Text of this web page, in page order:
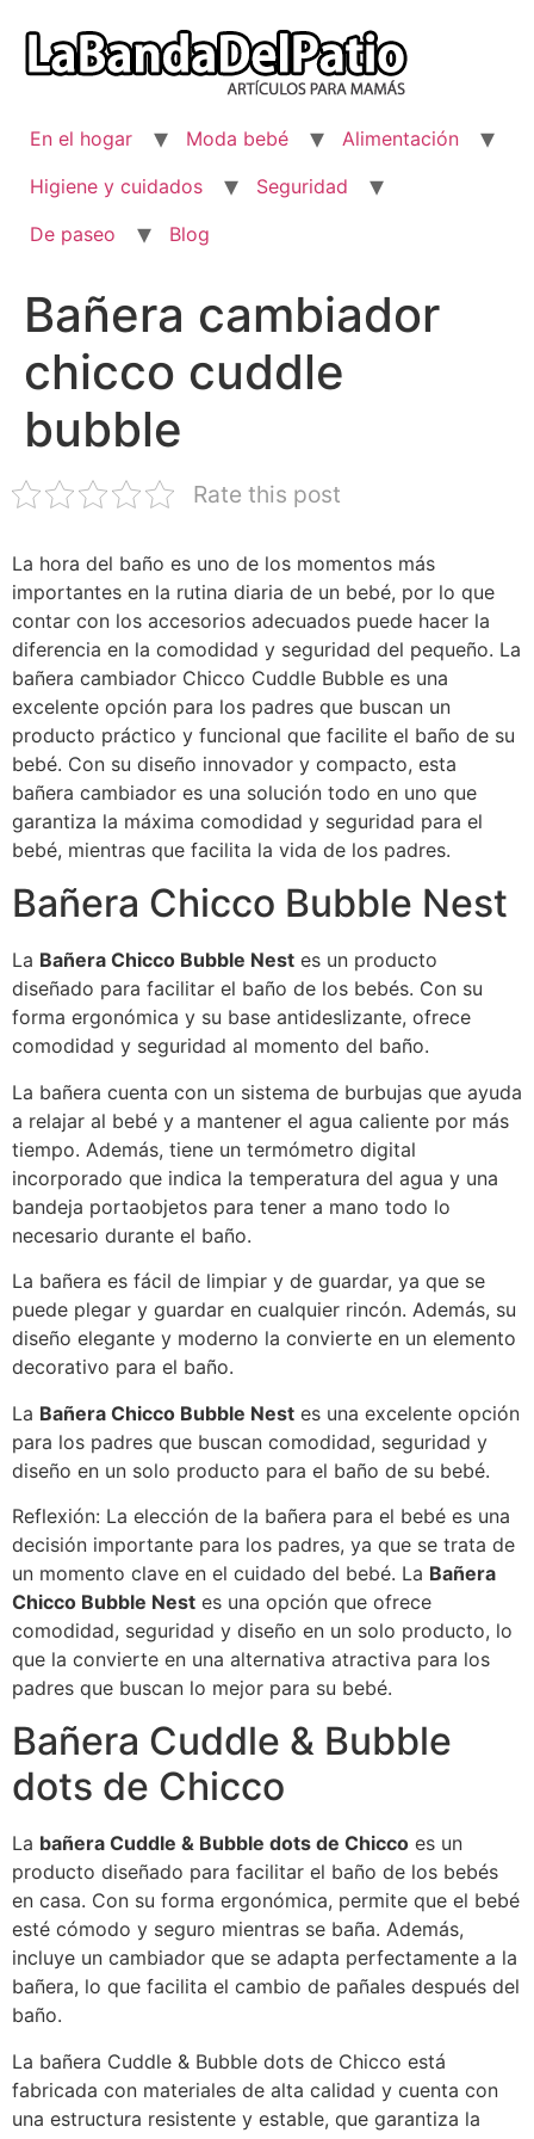
contenido
En el hogar Moda bebé
Alimentación
Higiene y cuidados
Seguridad
De paseo
Blog
Bañera cambiador
chicco cuddle
bubble
Rate this post
La hora del baño es uno de los momentos más
importantes en la rutina diaria de un bebé, por lo que
contar con los accesorios adecuados puede hacer la
diferencia en la comodidad y seguridad del pequeño. La
bañera cambiador Chicco Cuddle Bubble es una
excelente opción para los padres que buscan un
producto práctico y funcional que facilite el baño de su
bebé. Con su diseño innovador y compacto, esta
bañera cambiador es una solución todo en uno que
garantiza la máxima comodidad y seguridad para el
bebé, mientras que facilita la vida de los padres.
Bañera Chicco Bubble Nest
La Bañera Chicco Bubble Nest es un producto
diseñado para facilitar el baño de los bebés. Con su
forma ergonómica y su base antideslizante, ofrece
comodidad y seguridad al momento del baño.
La bañera cuenta con un sistema de burbujas que ayuda
a relajar al bebé y a mantener el agua caliente por más
tiempo. Además, tiene un termómetro digital
incorporado que indica la temperatura del agua y una
bandeja portaobjetos para tener a mano todo lo
necesario durante el baño.
La bañera es fácil de limpiar y de guardar, ya que se
puede plegar y guardar en cualquier rincón. Además, su
diseño elegante y moderno la convierte en un elemento
decorativo para el baño.
La Bañera Chicco Bubble Nest es una excelente opción
para los padres que buscan comodidad, seguridad y
diseño en un solo producto para el baño de su bebé.
Reflexión: La elección de la bañera para el bebé es una
decisión importante para los padres, ya que se trata de
un momento clave en el cuidado del bebé. La Bañera
Chicco Bubble Nest es una opción que ofrece
comodidad, seguridad y diseño en un solo producto, lo
que la convierte en una alternativa atractiva para los
padres que buscan lo mejor para su bebé.
Bañera Cuddle & Bubble
dots de Chicco
La bañera Cuddle & Bubble dots de Chicco es un
producto diseñado para facilitar el baño de los bebés
en casa. Con su forma ergonómica, permite que el bebé
esté cómodo y seguro mientras se baña. Además,
incluye un cambiador que se adapta perfectamente a la
bañera, lo que facilita el cambio de pañales después del
baño.
La bañera Cuddle & Bubble dots de Chicco está
fabricada con materiales de alta calidad y cuenta con
una estructura resistente y estable, que garantiza la